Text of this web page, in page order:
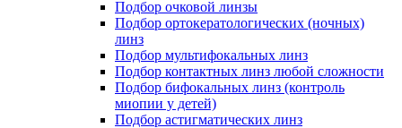
Подбор очковой линзы
Подбор ортокератологических (ночных)
линз
Подбор мультифокальных линз
Подбор контактных линз любой сложности
Подбор бифокальных линз (контроль
миопии у детей)
Подбор астигматических линз